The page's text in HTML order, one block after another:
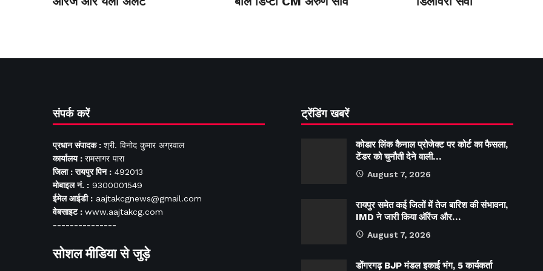
संपर्क करें
प्रधान संपादक : श्री. विनोद कुमार अग्रवाल
कार्यालय : रामसागर पारा
जिला : रायपुर पिन : 492013
मोबाइल नं. : 9300001549
ईमेल आईडी : aajtakcgnews@gmail.com
वेबसाइट : www.aajtakcg.com
---------------
सोशल मीडिया से जुड़े
ट्रेंडिंग खबरें
कोडार लिंक कैनाल प्रोजेक्ट पर कोर्ट का फैसला,
टेंडर को चुनौती देने वाली…
August 7, 2026
रायपुर समेत कई जिलों में तेज बारिश की संभावना,
IMD ने जारी किया ऑरेंज और…
August 7, 2026
डोंगरगढ़ BJP मंडल इकाई भंग, 5 कार्यकर्ता